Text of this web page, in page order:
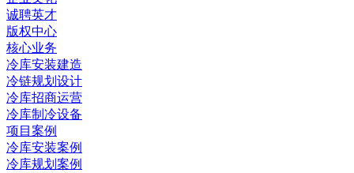
诚聘英才
版权中心
核心业务
冷库安装建造
冷链规划设计
冷库招商运营
冷库制冷设备
项目案例
冷库安装案例
冷库规划案例